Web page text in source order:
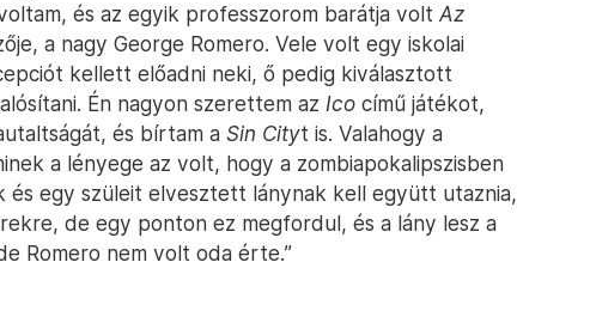
és az egyik professzorom barátja volt Az
a nagy George Romero. Vele volt egy iskolai
kellett előadni neki, ő pedig kiválasztott
Én nagyon szerettem az Ico című játékot,
és bírtam a Sin Cityt is. Valahogy a
a lényege az volt, hogy a zombiapokalipszisben
egy szüleit elvesztett lánynak kell együtt utaznia,
de egy ponton ez megfordul, és a lány lesz a
Romero nem volt oda érte.”